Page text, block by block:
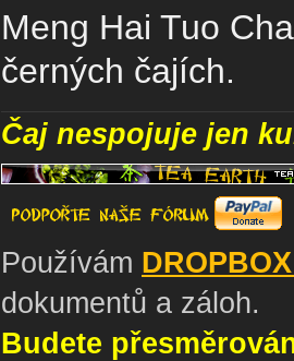
Meng Hai Tuo
černých čajích.
Čaj nespojuje jen
Používám
dokumentů a záloh.
Budete